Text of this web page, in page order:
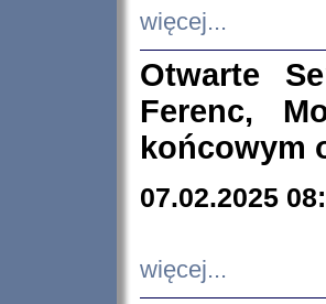
więcej...
Otwarte
Ferenc,
końcowym
07.02.2025
więcej...